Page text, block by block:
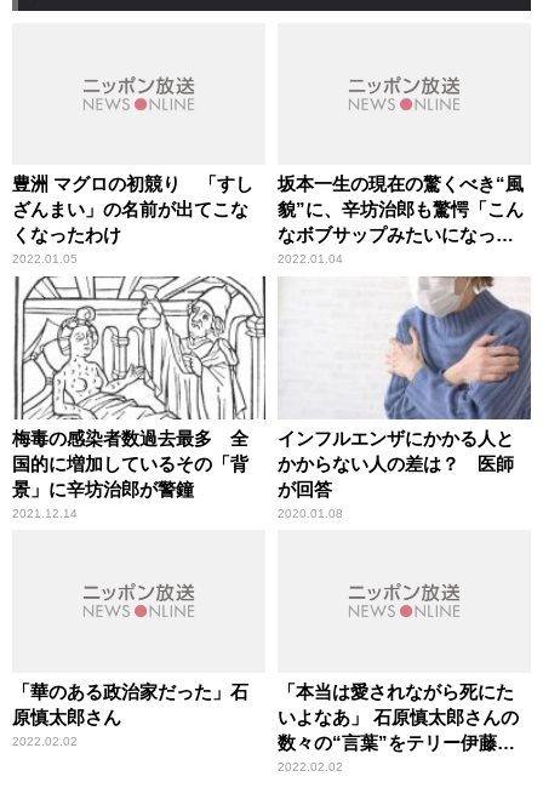
豊洲 マグロの初競り 「すし
ざんまい」の名前が出てこな
くなったわけ
2022.01.05
坂本一生の現在の驚くべき“風
貌”に、辛坊治郎も驚愕「こん
なボブサップみたいになって
いるとは」
2022.01.04
梅毒の感染者数過去最多 全
国的に増加しているその「背
景」に辛坊治郎が警鐘
2021.12.14
インフルエンザにかかる人と
かからない人の差は？ 医師
が回答
2020.01.08
「華のある政治家だった」石
原慎太郎さん
2022.02.02
「本当は愛されながら死にた
いよなあ」 石原慎太郎さんの
数々の“言葉”をテリー伊藤が
明かす
2022.02.02